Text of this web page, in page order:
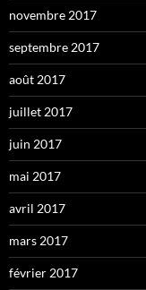
novembre 2017
septembre 2017
août 2017
juillet 2017
juin 2017
mai 2017
avril 2017
mars 2017
février 2017